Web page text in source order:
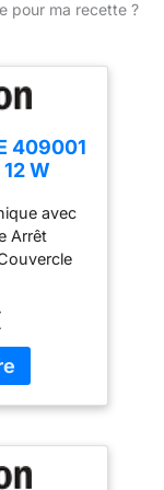
pour ma recette ?
409001
W
avec
Arrêt
W